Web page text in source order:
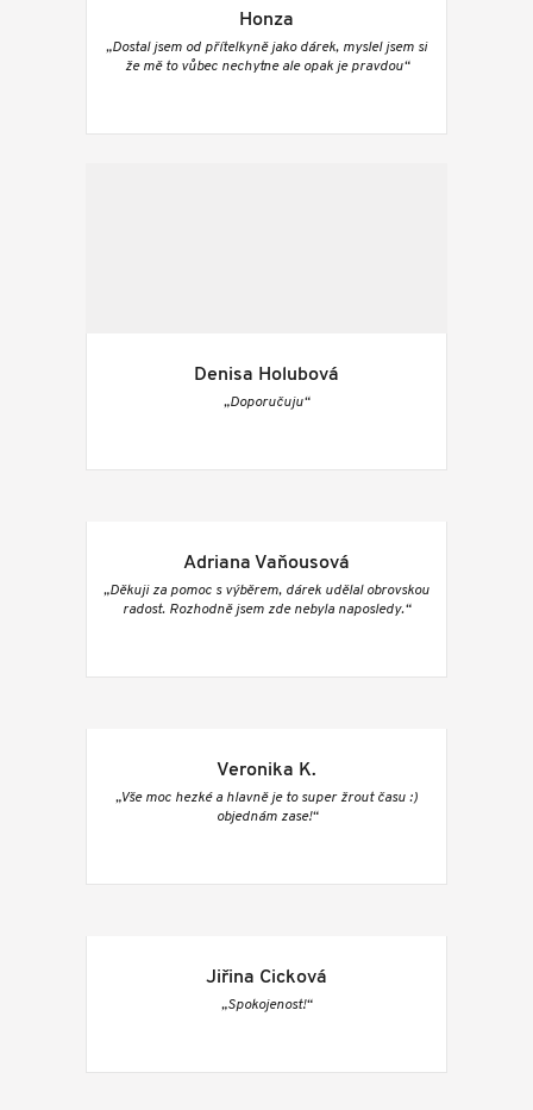
Honza
„Dostal jsem od přítelkyně jako dárek, myslel jsem si
že mě to vůbec nechytne ale opak je pravdou“
Denisa Holubová
„Doporučuju“
Adriana Vaňousová
„Děkuji za pomoc s výběrem, dárek udělal obrovskou
radost. Rozhodně jsem zde nebyla naposledy.“
Veronika K.
„Vše moc hezké a hlavně je to super žrout času :)
objednám zase!“
Jiřina Cicková
„Spokojenost!“